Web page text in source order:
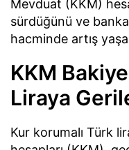
Mevduat (KKM)
sürdüğünü ve
hacminde artış
KKM
Liraya
Kur korumalı Türk